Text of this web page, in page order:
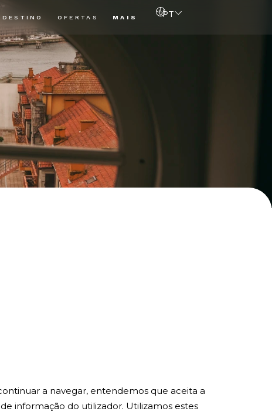
DESTINO OFERTAS MAIS PT
a navegar, entendemos que aceita a
informação do utilizador. Utilizamos estes